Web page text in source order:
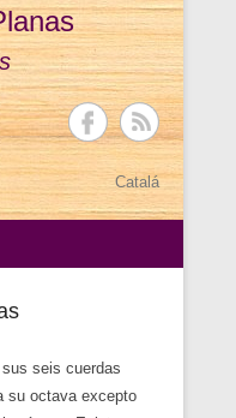
Catalá
seis cuerdas
su octava excepto